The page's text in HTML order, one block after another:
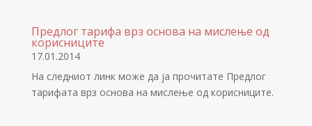
Предлог тарифа врз основа на мислење од
корисниците
17.01.2014
На следниот линк може да ја прочитате Предлог
тарифата врз основа на мислење од корисниците.